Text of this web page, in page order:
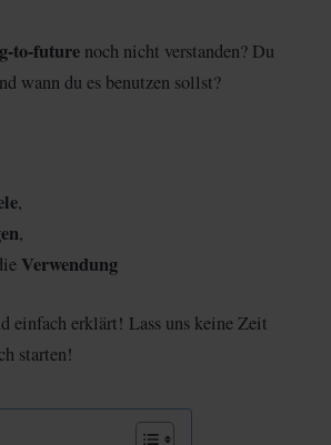
to-future noch nicht verstanden? Du
wann du es benutzen sollst?
,
,
Verwendung
einfach erklärt! Lass uns keine Zeit
starten!